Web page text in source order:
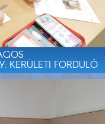
KERÜLETI FORDULÓ